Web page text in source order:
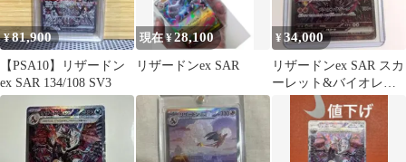
¥81,900
【PSA10】リザードン
ex SAR 134/108 SV3
現在 ¥28,100
リザードンex SAR
¥34,000
リザードンex SAR スカ
ーレット&バイオレッ
ト ハイクラスパック シ
ャイニ…